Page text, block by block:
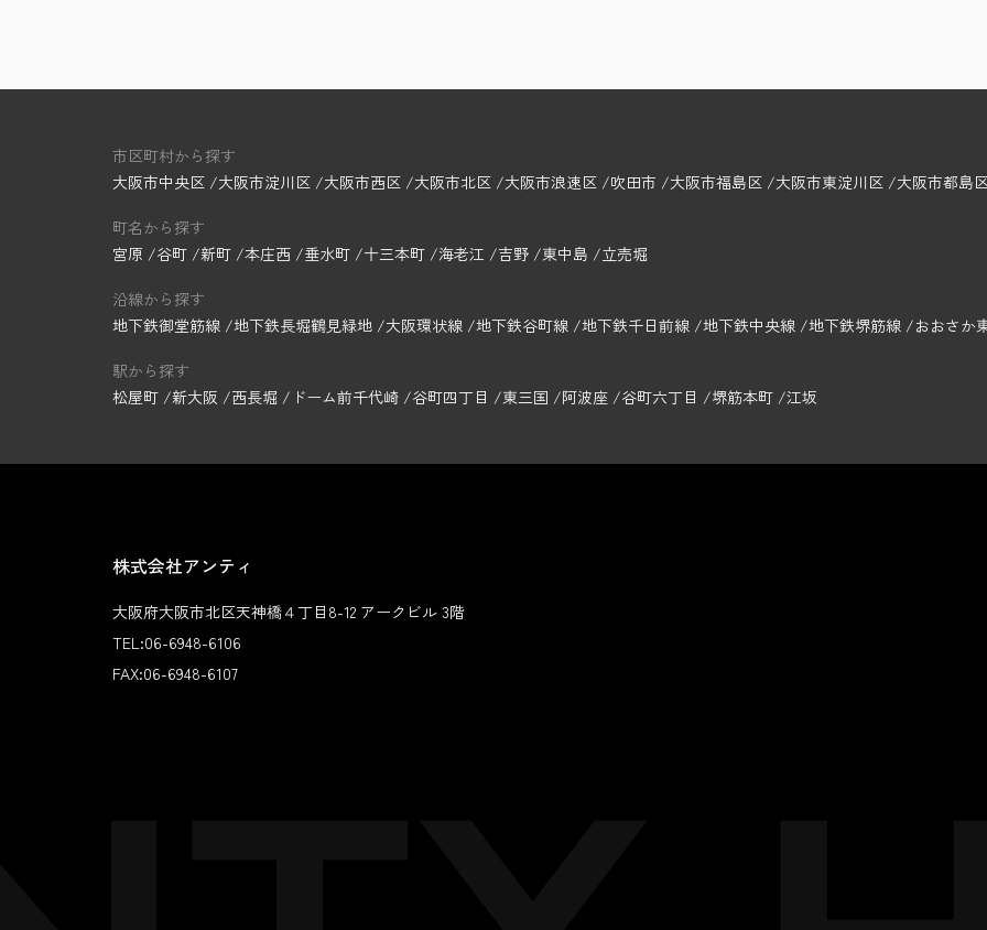
市区町村から探す
大阪市中央区
大阪市淀川区 大阪市西区 大阪市北区 大阪市浪速区 吹田市 大阪市福島区 大阪市東淀川区 大阪市都島
町名から探す
宮原
谷町 新町 本庄西 垂水町 十三本町 海老江 吉野 東中島 立売堀
沿線から探す
地下鉄御堂筋線 地下鉄長堀鶴見緑地 大阪環状線 地下鉄谷町線 地下鉄千日前線 地下鉄中央線 地下鉄堺筋線 おおさか
駅から探す
松屋町 新大阪 西長堀 ドーム前千代崎 谷町四丁目 東三国 阿波座 谷町六丁目 堺筋本町 江坂
株式会社アンティ
大阪府大阪市北区天神橋４丁目8-12 アークビル 3階
TEL:06-6948-6106
FAX:06-6948-6107